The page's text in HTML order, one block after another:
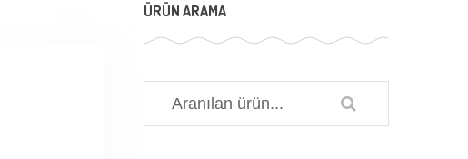
ÜRÜN ARAMA